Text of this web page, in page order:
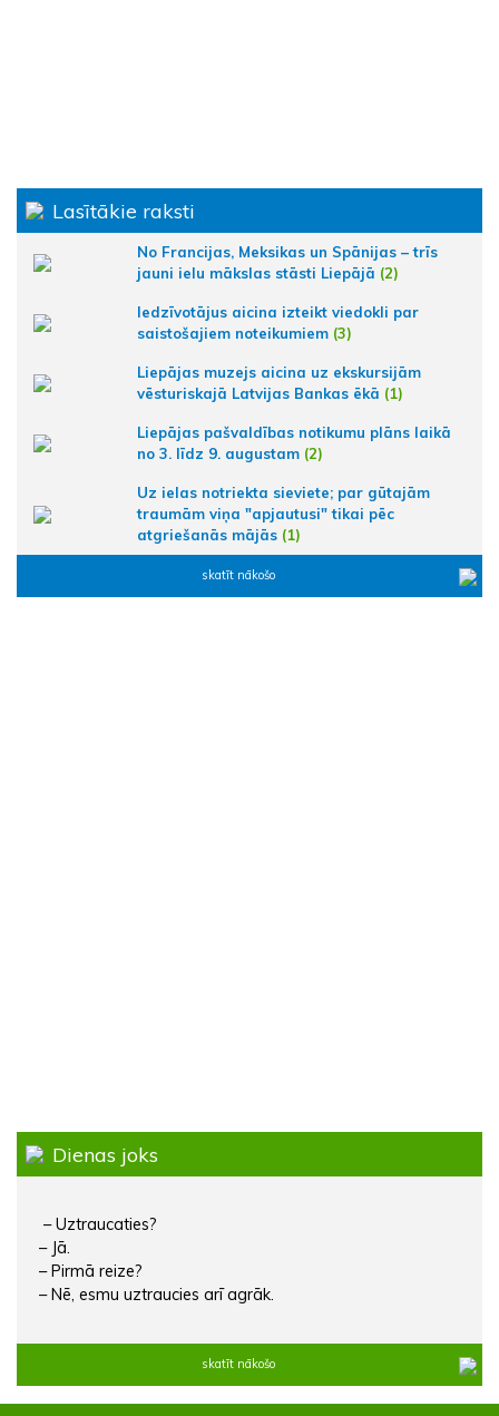
Lasītākie raksti
No Francijas, Meksikas un Spānijas – trīs
jauni ielu mākslas stāsti Liepājā (2)
Iedzīvotājus aicina izteikt viedokli par
saistošajiem noteikumiem (3)
Liepājas muzejs aicina uz ekskursijām
vēsturiskajā Latvijas Bankas ēkā (1)
Liepājas pašvaldības notikumu plāns laikā
no 3. līdz 9. augustam (2)
Uz ielas notriekta sieviete; par gūtajām
traumām viņa "apjautusi" tikai pēc
atgriešanās mājās (1)
skatīt nākošo
Dienas joks
– Uztraucaties?
– Jā.
– Pirmā reize?
– Nē, esmu uztraucies arī agrāk.
skatīt nākošo